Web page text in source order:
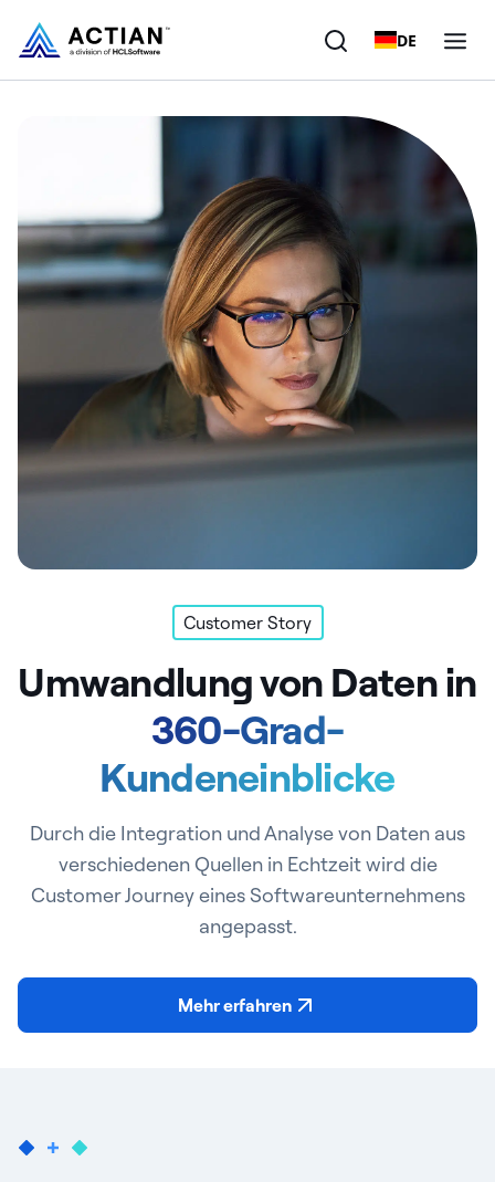
DE
Kunden
Unternehmen
Customer Story
Umwandlung von Daten in
360-Grad-
Kundeneinblicke
Durch die Integration und Analyse von Daten aus
verschiedenen Quellen in Echtzeit wird die
Customer Journey eines Softwareunternehmens
angepasst.
Mehr erfahren